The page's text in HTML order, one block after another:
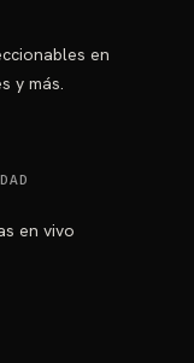
en
y más.
en vivo